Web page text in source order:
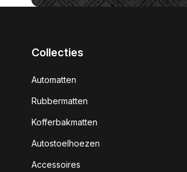
Collecties
Automatten
Rubbermatten
Kofferbakmatten
Autostoelhoezen
Accessoires